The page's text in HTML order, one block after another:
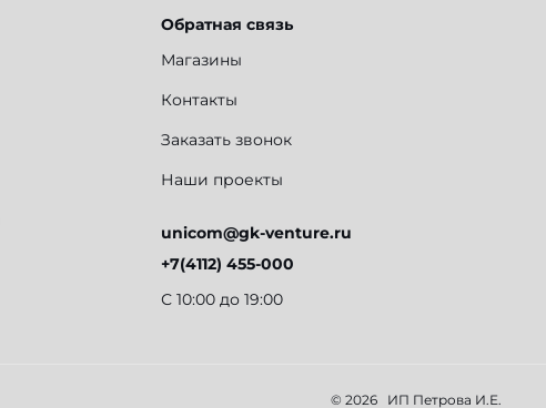
Обратная связь
Магазины
Контакты
Заказать звонок
Наши проекты
unicom@gk-venture.ru
+7(4112) 455-000
С 10:00 до 19:00
© 2026 ИП Петрова И.Е.